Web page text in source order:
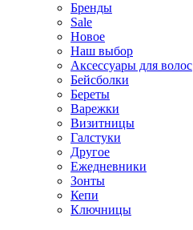
Бренды
Sale
Новое
Наш выбор
Аксессуары для волос
Бейсболки
Береты
Варежки
Визитницы
Галстуки
Другое
Ежедневники
Зонты
Кепи
Ключницы